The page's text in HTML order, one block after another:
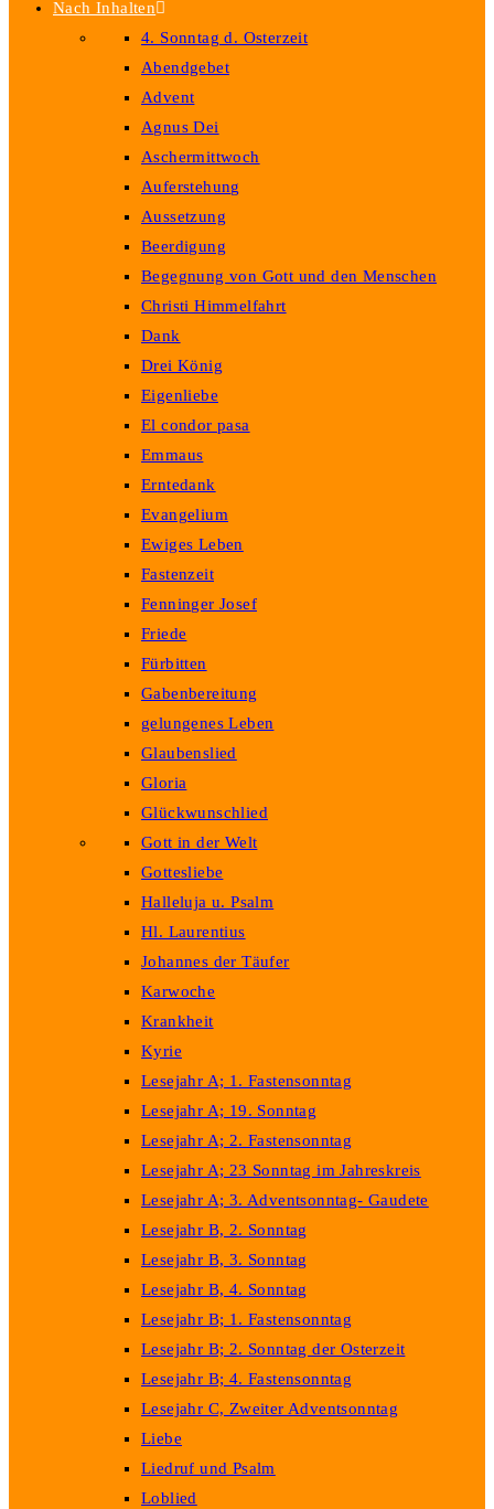
Nach Inhalten
4. Sonntag d. Osterzeit
Abendgebet
Advent
Agnus Dei
Aschermittwoch
Auferstehung
Aussetzung
Beerdigung
Begegnung von Gott und den Menschen
Christi Himmelfahrt
Dank
Drei König
Eigenliebe
El condor pasa
Emmaus
Erntedank
Evangelium
Ewiges Leben
Fastenzeit
Fenninger Josef
Friede
Fürbitten
Gabenbereitung
gelungenes Leben
Glaubenslied
Gloria
Glückwunschlied
Gott in der Welt
Gottesliebe
Halleluja u. Psalm
Hl. Laurentius
Johannes der Täufer
Karwoche
Krankheit
Kyrie
Lesejahr A; 1. Fastensonntag
Lesejahr A; 19. Sonntag
Lesejahr A; 2. Fastensonntag
Lesejahr A; 23 Sonntag im Jahreskreis
Lesejahr A; 3. Adventsonntag- Gaudete
Lesejahr B, 2. Sonntag
Lesejahr B, 3. Sonntag
Lesejahr B, 4. Sonntag
Lesejahr B; 1. Fastensonntag
Lesejahr B; 2. Sonntag der Osterzeit
Lesejahr B; 4. Fastensonntag
Lesejahr C, Zweiter Adventsonntag
Liebe
Liedruf und Psalm
Loblied